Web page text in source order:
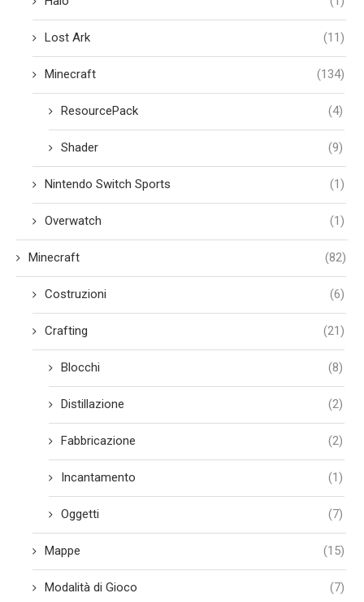
Lost Ark (11)
Minecraft (134)
ResourcePack (4)
Shader (9)
Nintendo Switch Sports (1)
Overwatch (1)
Minecraft (82)
Costruzioni (6)
Crafting (21)
Blocchi (8)
Distillazione (2)
Fabbricazione (2)
Incantamento (1)
Oggetti (7)
Mappe (15)
Modalità di Gioco (7)